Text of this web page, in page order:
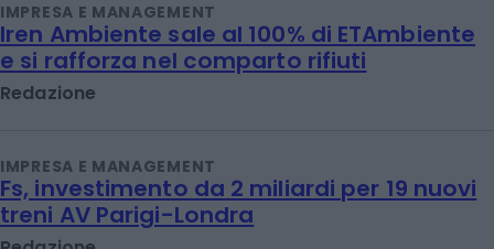
IMPRESA E MANAGEMENT
Iren Ambiente sale al 100% di ETAmbiente
e si rafforza nel comparto rifiuti
Redazione
IMPRESA E MANAGEMENT
Fs, investimento da 2 miliardi per 19 nuovi
treni AV Parigi-Londra